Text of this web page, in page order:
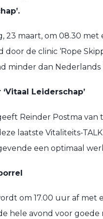
23 maart, om 08.30
door de clinic ‘Rope
minder dan Nederlands
Leiderschap’
Reinder Postma van
laatste Vitaliteits-
een optimaal
om 17.00 uur af met
hele avond voor